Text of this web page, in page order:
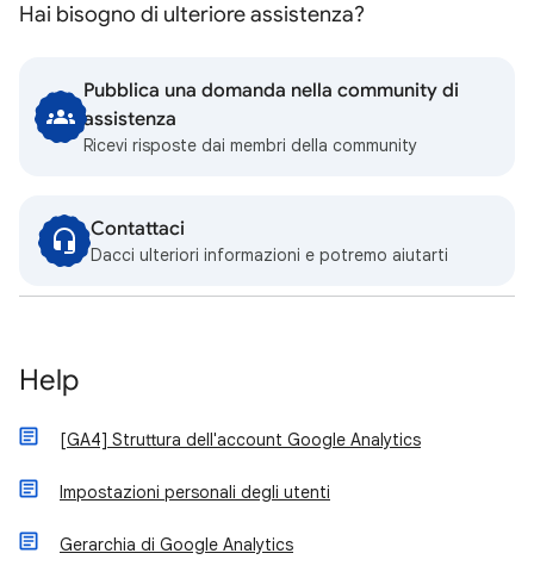
Hai bisogno di ulteriore assistenza?
Pubblica una domanda nella community di
assistenza
Ricevi risposte dai membri della community
Contattaci
Dacci ulteriori informazioni e potremo aiutarti
Help
[GA4] Struttura dell'account Google Analytics
Impostazioni personali degli utenti
Gerarchia di Google Analytics